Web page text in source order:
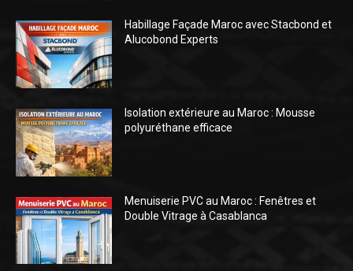
Habillage Façade Maroc avec Stacbond et
Alucobond Experts
Isolation extérieure au Maroc : Mousse
polyuréthane efficace
Menuiserie PVC au Maroc : Fenêtres et
Double Vitrage à Casablanca